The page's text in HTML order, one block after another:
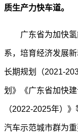
质生产力快车道。
广东省为加快
系，培育经济发展
长期规划（2021-
划》《广东省加快
（2022-2025年）
汽车示范城市群为